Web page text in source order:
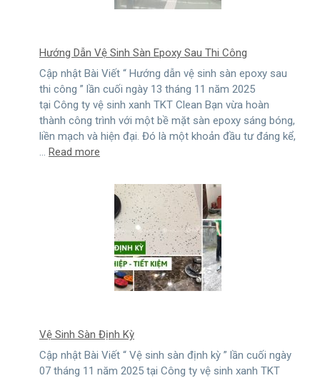
Hướng Dẫn Vệ Sinh Sàn Epoxy Sau Thi Công
Cập nhật Bài Viết “ Hướng dẫn vệ sinh sàn epoxy sau
thi công ” lần cuối ngày 13 tháng 11 năm 2025
tại Công ty vệ sinh xanh TKT Clean Bạn vừa hoàn
thành công trình với một bề mặt sàn epoxy sáng bóng,
liền mạch và hiện đại. Đó là một khoản đầu tư đáng kể,
… Read more
Dẫn
Sinh
Sàn
Epoxy
Sau
Công
Vệ Sinh Sàn Định Kỳ
Cập nhật Bài Viết “ Vệ sinh sàn định kỳ ” lần cuối ngày
07 tháng 11 năm 2025 tại Công ty vệ sinh xanh TKT